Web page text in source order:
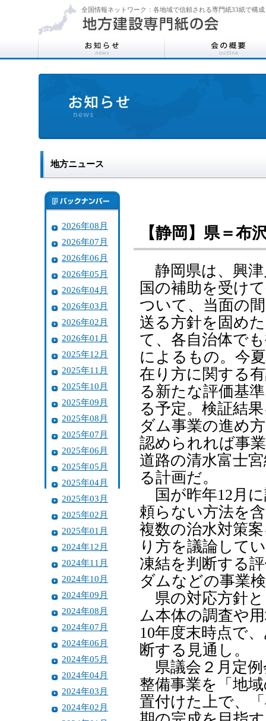
全国情報ネットワーク：各地域で信頼される専門紙33紙で構成
地方ニュース
2026年08月
2026年07月
2026年06月
2026年05月
2026年04月
2026年03月
2026年02月
2026年01月
2025年12月
2025年11月
2025年10月
2025年09月
2025年08月
2025年07月
2025年06月
2025年05月
2025年04月
2025年03月
2025年02月
2025年01月
2024年12月
2024年11月
2024年10月
2024年09月
2024年08月
2024年07月
2024年06月
2024年05月
2024年04月
2024年03月
2024年02月
【静岡】県＝布
静岡県は、興津
国の補助を受け
ついて、当面の
送る方針を固め
て、各自治体で
によるもの。今
在り方に関する
る新たな評価基
る予定。検証結
ダム事業の進め
認められれば事
道路の清水富士
る計画だ。
国が昨年12月
頼らない方法を
複数の治水対策
り方を議論して
凍結を判断する
ダムなどの事業
県の対応方針と
ム本体の調査や
10年度末時点で
断する見通し。
県議会２月定例
整備事業を「地
置付けた上で、